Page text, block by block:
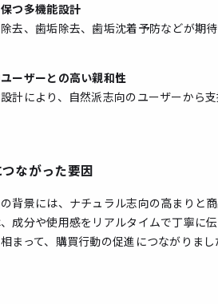
つ多機能設計
去、歯垢除去、歯垢沈着予防などが期
ーザーとの高い親和性
計により、自然派志向のユーザーから
ながった要因
背景には、ナチュラル志向の高まりと
成分や使用感をリアルタイムで丁寧に
まって、購買行動の促進につながりまし